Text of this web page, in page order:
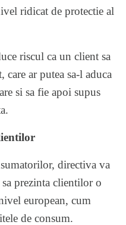
ridicat de protectie al
riscul ca un client sa
ar putea sa-l aduca
si sa fie apoi supus
directiva va
prezinta clientilor o
european, cum
de consum.